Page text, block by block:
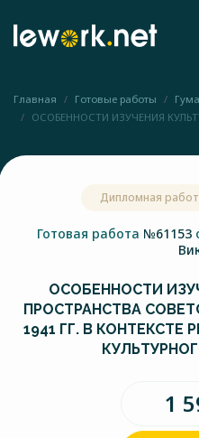
Главная Готовые работы
ОСОБЕННОСТИ ИЗУЧЕНИЯ
Дипломная
Готовая работа №61153
ОСОБЕННОСТИ
ПРОСТРАНСТВА
1941 ГГ. В
1